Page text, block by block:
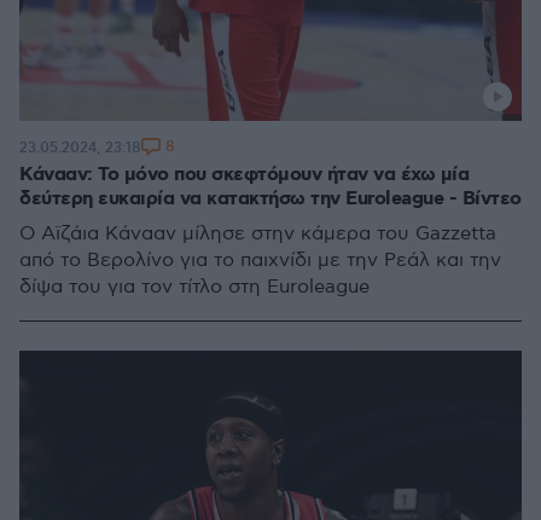
Κάνααν: Το μόνο που σκεφτόμουν ήταν να έχω μία
δεύτερη ευκαιρία να κατακτήσω την Euroleague - Βίντεο
Ο Αϊζάια Κάνααν μίλησε στην κάμερα του Gazzetta
από το Βερολίνο για το παιχνίδι με την Ρεάλ και την
δίψα του για τον τίτλο στη Euroleague
23.05.2024, 23:18 8